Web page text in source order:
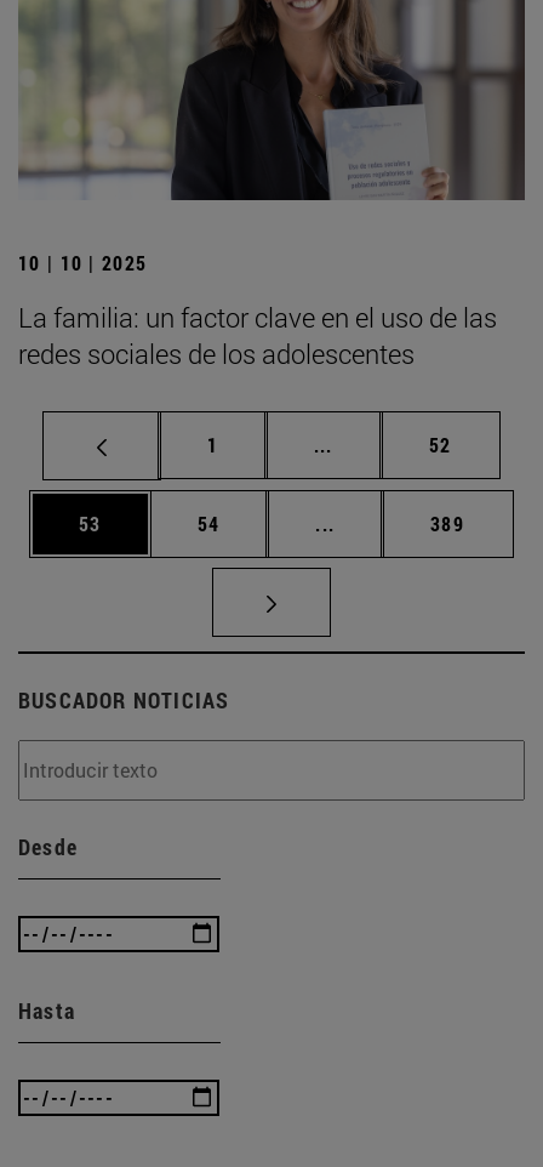
10 | 10 | 2025
La familia: un factor clave en el uso de las
redes sociales de los adolescentes
Página
1 ... Páginas intermedias
Página
52
Página
53 Página
54 ... Páginas intermedias
Página
389
BUSCADOR NOTICIAS
Desde
Hasta